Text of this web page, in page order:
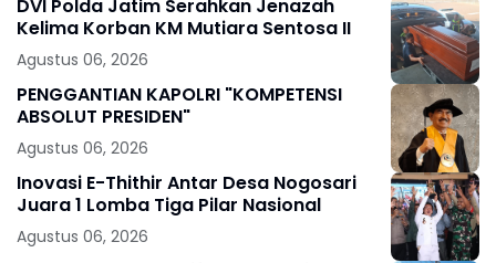
DVI Polda Jatim Serahkan Jenazah
Kelima Korban KM Mutiara Sentosa II
Agustus 06, 2026
PENGGANTIAN KAPOLRI "KOMPETENSI
ABSOLUT PRESIDEN"
Agustus 06, 2026
Inovasi E-Thithir Antar Desa Nogosari
Juara 1 Lomba Tiga Pilar Nasional
Agustus 06, 2026